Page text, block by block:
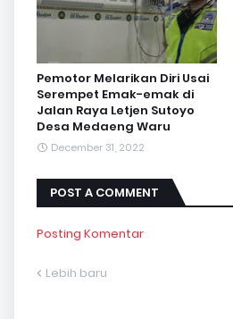
Pemotor Melarikan Diri Usai
Serempet Emak-emak di
Jalan Raya Letjen Sutoyo
Desa Medaeng Waru
December 31, 2022
POST A COMMENT
Posting Komentar
Lebih baru